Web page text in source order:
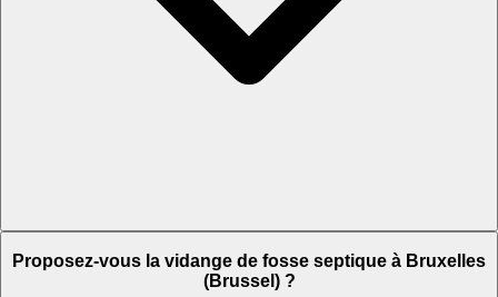
Proposez-vous la vidange de fosse septique à Bruxelles
(Brussel) ?